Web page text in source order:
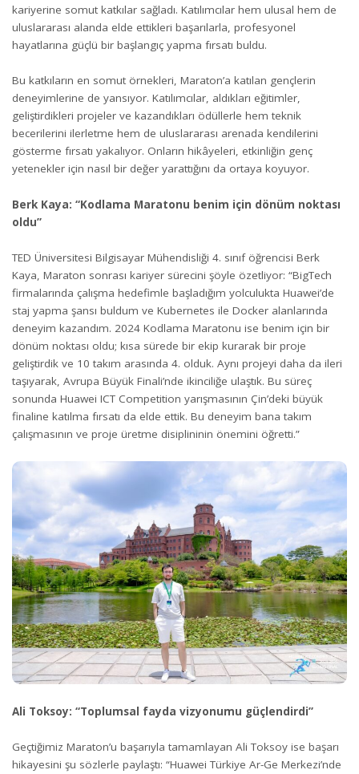
kariyerine somut katkılar sağladı. Katılımcılar hem ulusal hem de
uluslararası alanda elde ettikleri başarılarla, profesyonel
hayatlarına güçlü bir başlangıç yapma fırsatı buldu.
Bu katkıların en somut örnekleri, Maraton’a katılan gençlerin
deneyimlerine de yansıyor. Katılımcılar, aldıkları eğitimler,
geliştirdikleri projeler ve kazandıkları ödüllerle hem teknik
becerilerini ilerletme hem de uluslararası arenada kendilerini
gösterme fırsatı yakalıyor. Onların hikâyeleri, etkinliğin genç
yetenekler için nasıl bir değer yarattığını da ortaya koyuyor.
Berk Kaya: “Kodlama Maratonu benim için dönüm noktası
oldu”
TED Üniversitesi Bilgisayar Mühendisliği 4. sınıf öğrencisi Berk
Kaya, Maraton sonrası kariyer sürecini şöyle özetliyor: “BigTech
firmalarında çalışma hedefimle başladığım yolculukta Huawei’de
staj yapma şansı buldum ve Kubernetes ile Docker alanlarında
deneyim kazandım. 2024 Kodlama Maratonu ise benim için bir
dönüm noktası oldu; kısa sürede bir ekip kurarak bir proje
geliştirdik ve 10 takım arasında 4. olduk. Aynı projeyi daha da ileri
taşıyarak, Avrupa Büyük Finali’nde ikinciliğe ulaştık. Bu süreç
sonunda Huawei ICT Competition yarışmasının Çin’deki büyük
finaline katılma fırsatı da elde ettik. Bu deneyim bana takım
çalışmasının ve proje üretme disiplininin önemini öğretti.”
Ali Toksoy: “Toplumsal fayda vizyonumu güçlendirdi”
Geçtiğimiz Maraton’u başarıyla tamamlayan Ali Toksoy ise başarı
hikayesini şu sözlerle paylaştı: “Huawei Türkiye Ar-Ge Merkezi’nde